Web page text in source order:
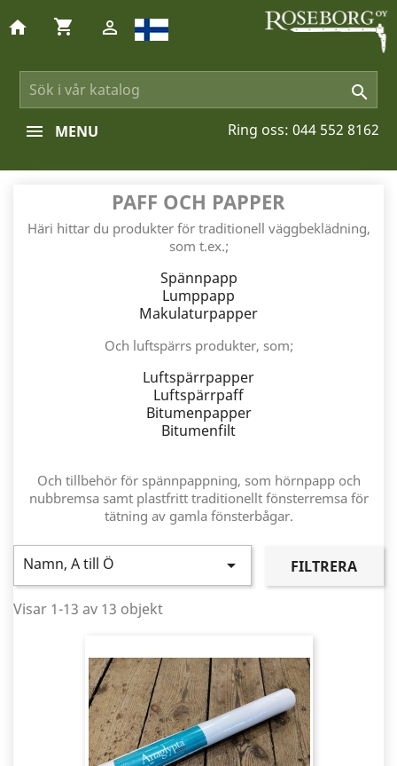

home shopping_cart 
Ring oss: 044 552 8162
MENU
PAFF OCH PAPPER
Häri hittar du produkter för traditionell väggbeklädning,
som t.ex.;
Spännpapp
Lumppapp
Makulaturpapper
Och luftspärrs produkter, som;
Luftspärrpapper
Luftspärrpaff
Bitumenpapper
Bitumenfilt
Och tillbehör för spännpappning, som hörnpapp och
nubbremsa samt plastfritt traditionellt fönsterremsa för
tätning av gamla fönsterbågar.
Namn, A till Ö  FILTRERA
Visar 1-13 av 13 objekt